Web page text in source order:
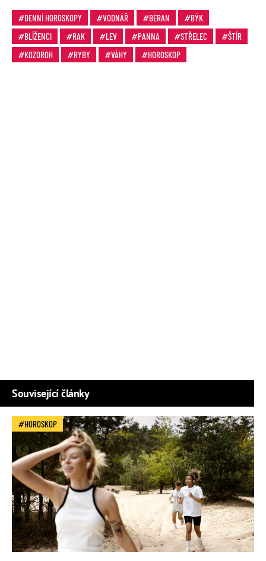
DENNÍ HOROSKOPY VODNÁŘ BERAN
BÝK
BLÍŽENCI
RAK LEV PANNA STŘELEC
ŠTÍR
KOZOROH
RYBY VÁHY HOROSKOP
Související články
HOROSKOP